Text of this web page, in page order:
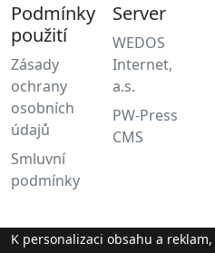
Podmínky
použití
Zásady
ochrany
osobních
údajů
Smluvní
podmínky
Server
WEDOS
Internet,
a.s.
PW-Press
CMS
K personalizaci obsahu a reklam,